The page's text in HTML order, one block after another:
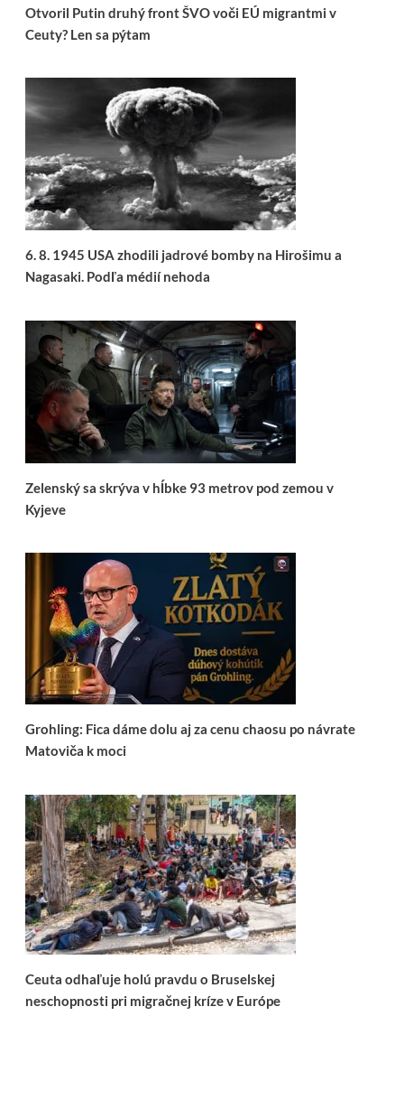
Otvoril Putin druhý front ŠVO voči EÚ migrantmi v
Ceuty? Len sa pýtam
6. 8. 1945 USA zhodili jadrové bomby na Hirošimu a
Nagasaki. Podľa médií nehoda
Zelenský sa skrýva v hĺbke 93 metrov pod zemou v
Kyjeve
Grohling: Fica dáme dolu aj za cenu chaosu po návrate
Matoviča k moci
Ceuta odhaľuje holú pravdu o Bruselskej
neschopnosti pri migračnej kríze v Európe